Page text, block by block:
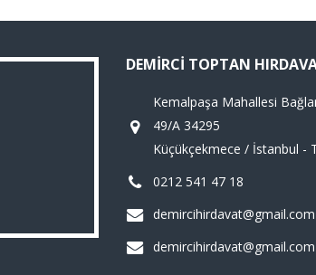
DEMIRCI TOPTAN
Kemalpaşa Mahallesi
49/A 34295
Küçükçekmece / İstanbul -
0212 541 47 18
demircihirdavat@gmail.com
demircihirdavat@gmail.com